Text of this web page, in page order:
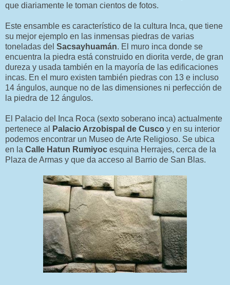
que diariamente le toman cientos de fotos.
Este ensamble es característico de la cultura Inca, que tiene
su mejor ejemplo en las inmensas piedras de varias
toneladas del Sacsayhuamán. El muro inca donde se
encuentra la piedra está construido en diorita verde, de gran
dureza y usada también en la mayoría de las edificaciones
incas. En el muro existen también piedras con 13 e incluso
14 ángulos, aunque no de las dimensiones ni perfección de
la piedra de 12 ángulos.
El Palacio del Inca Roca (sexto soberano inca) actualmente
pertenece al
Palacio Arzobispal de Cusco y en su interior
podemos encontrar un Museo de Arte Religioso. Se ubica
en la Calle Hatun Rumiyoc esquina Herrajes, cerca de la
Plaza de Armas y que da acceso al Barrio de San Blas.